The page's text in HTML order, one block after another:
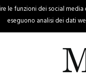
PALERMO
le funzioni dei social
eseguono analisi dei dati